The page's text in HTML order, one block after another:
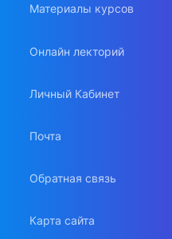
Материалы курсов
Онлайн лекторий
Личный Кабинет
Почта
Обратная связь
Карта сайта